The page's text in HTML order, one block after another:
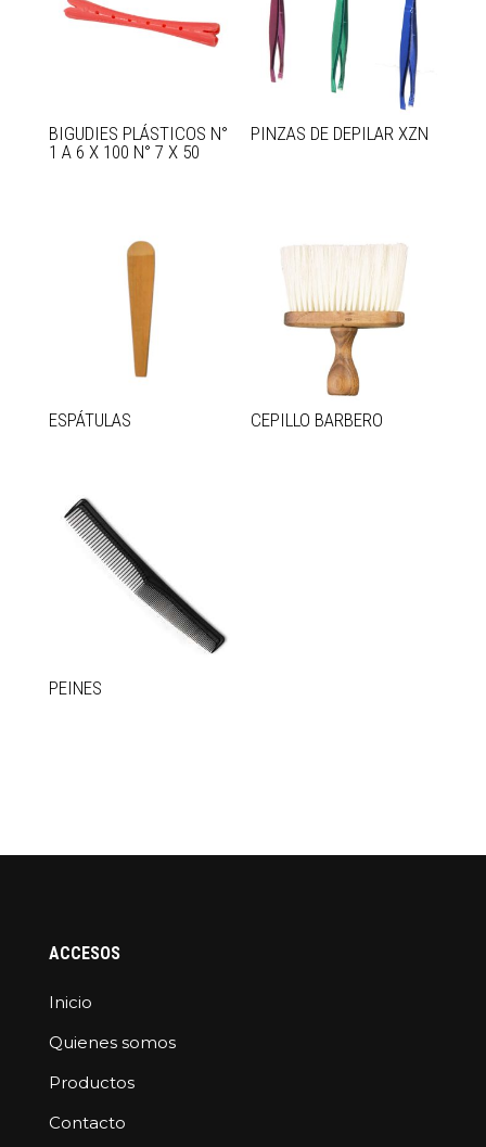
BIGUDIES PLÁSTICOS N°
1 A 6 X 100 N° 7 X 50
PINZAS DE DEPILAR XZN
ESPÁTULAS CEPILLO BARBERO
PEINES
ACCESOS
Inicio
Quienes somos
Productos
Contacto